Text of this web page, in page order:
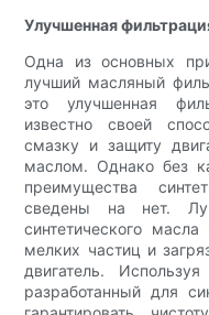
Улучшенная
Одна из основных
лучший масляный
это улучшенная
известно своей
смазку и защиту
маслом. Однако без
преимущества
сведены на нет.
синтетического
мелких частиц и
двигатель.
разработанный для